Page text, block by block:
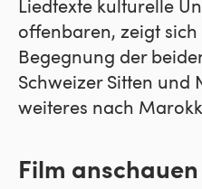
Liedtexte kulturelle
offenbaren, zeigt
Begegnung der
Schweizer Sitten und
weiteres nach
Film anschauen